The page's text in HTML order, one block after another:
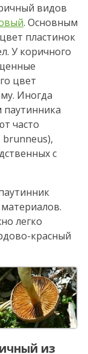
видов
. Основным
пластинок
У коричного
цвет
Иногда
паутинника
часто
с
легко
красный
из